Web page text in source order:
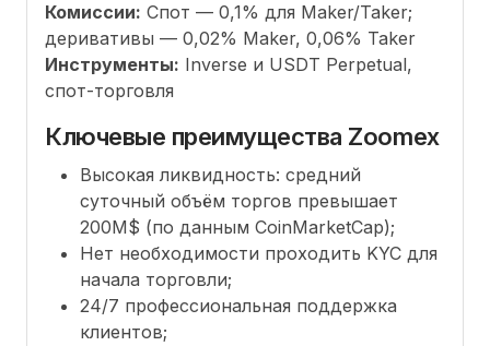
Комиссии: Спот — 0,1% для Maker/Taker;
деривативы — 0,02% Maker, 0,06% Taker
Инструменты: Inverse и USDT Perpetual,
спот-торговля
Ключевые преимущества Zoomex
Высокая ликвидность: средний
суточный объём торгов превышает
200M$ (по данным CoinMarketCap);
Нет необходимости проходить KYC для
начала торговли;
24/7 профессиональная поддержка
клиентов;